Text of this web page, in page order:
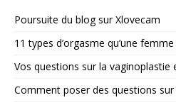
Poursuite du blog sur Xlovecam
11 types d’orgasme qu’une
Vos questions sur la vaginoplastie
Comment poser des questions